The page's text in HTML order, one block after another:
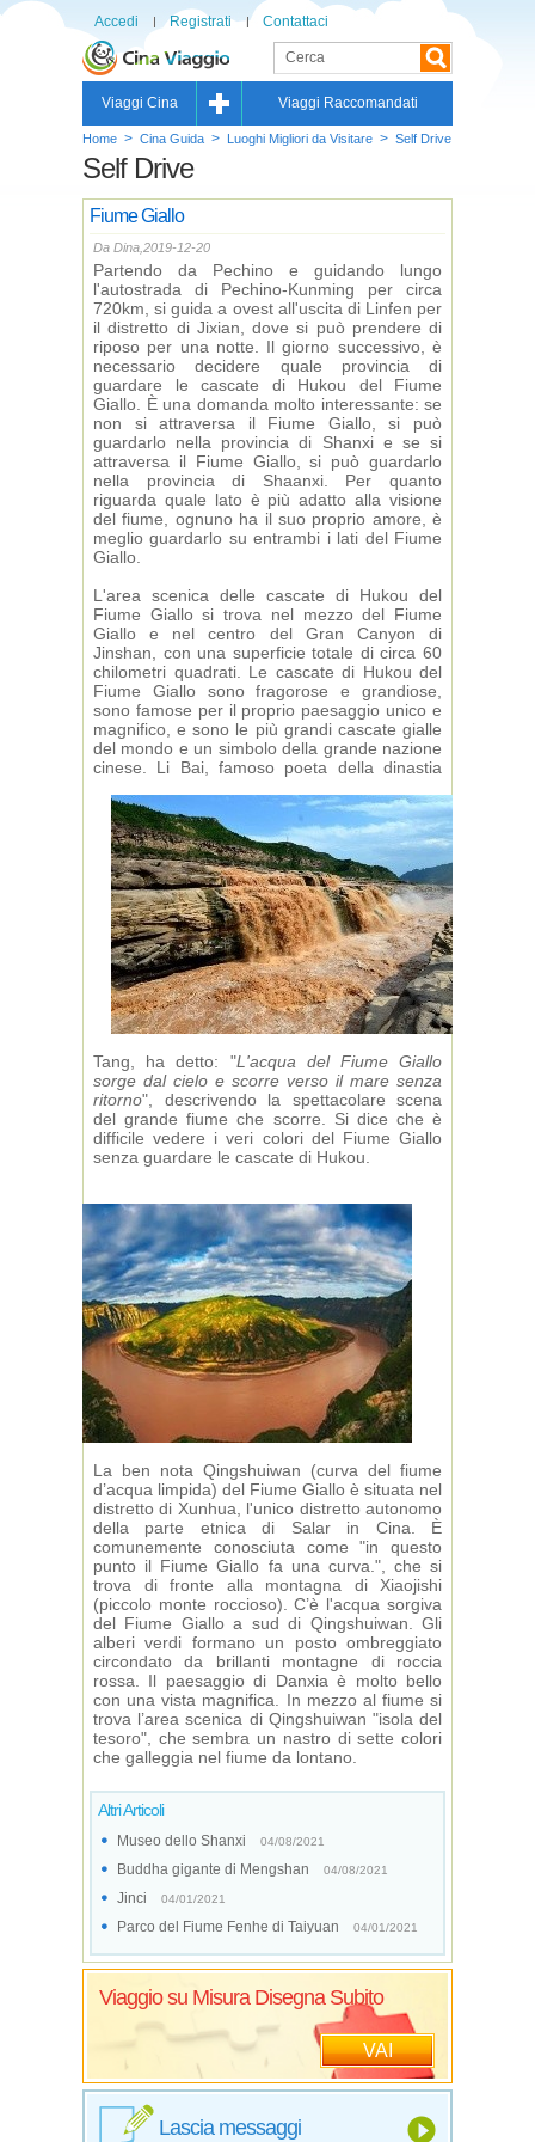
Accedi Registrati Contattaci
Viaggi Cina Viaggi Raccomandati
Home > Cina Guida > Luoghi Migliori da Visitare > Self Drive
Self Drive
Fiume Giallo
Da Dina,2019-12-20
Partendo da Pechino e guidando lungo
l'autostrada di Pechino-Kunming per circa
720km, si guida a ovest all'uscita di Linfen per
il distretto di Jixian, dove si può prendere di
riposo per una notte. Il giorno successivo, è
necessario decidere quale provincia di
guardare le cascate di Hukou del Fiume
Giallo. È una domanda molto interessante: se
non si attraversa il Fiume Giallo, si può
guardarlo nella provincia di Shanxi e se si
attraversa il Fiume Giallo, si può guardarlo
nella provincia di Shaanxi. Per quanto
riguarda quale lato è più adatto alla visione
del fiume, ognuno ha il suo proprio amore, è
meglio guardarlo su entrambi i lati del Fiume
Giallo.
L'area scenica delle cascate di Hukou del
Fiume Giallo si trova nel mezzo del Fiume
Giallo e nel centro del Gran Canyon di
Jinshan, con una superficie totale di circa 60
chilometri quadrati. Le cascate di Hukou del
Fiume Giallo sono fragorose e grandiose,
sono famose per il proprio paesaggio unico e
magnifico, e sono le più grandi cascate gialle
del mondo e un simbolo della grande nazione
cinese. Li Bai, famoso poeta della dinastia
Tang, ha detto: "L'acqua del Fiume Giallo
sorge dal cielo e scorre verso il mare senza
ritorno", descrivendo la spettacolare scena
del grande fiume che scorre. Si dice che è
difficile vedere i veri colori del Fiume Giallo
senza guardare le cascate di Hukou.
La ben nota Qingshuiwan (curva del fiume
d’acqua limpida) del Fiume Giallo è situata nel
distretto di Xunhua, l'unico distretto autonomo
della parte etnica di Salar in Cina. È
comunemente conosciuta come "in questo
punto il Fiume Giallo fa una curva.", che si
trova di fronte alla montagna di Xiaojishi
(piccolo monte roccioso). C’è l'acqua sorgiva
del Fiume Giallo a sud di Qingshuiwan. Gli
alberi verdi formano un posto ombreggiato
circondato da brillanti montagne di roccia
rossa. Il paesaggio di Danxia è molto bello
con una vista magnifica. In mezzo al fiume si
trova l’area scenica di Qingshuiwan "isola del
tesoro", che sembra un nastro di sette colori
che galleggia nel fiume da lontano.
Altri Articoli
Museo dello Shanxi 04/08/2021
Buddha gigante di Mengshan 04/08/2021
Jinci 04/01/2021
Parco del Fiume Fenhe di Taiyuan 04/01/2021
Viaggio su Misura Disegna Subito
VAI
Lascia messaggi